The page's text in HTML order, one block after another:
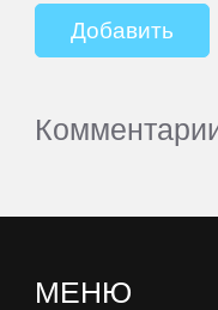
МЕНЮ